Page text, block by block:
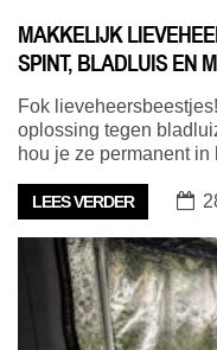
MAKKELIJK
SPINT, BLADLUIS EN
Fok
oplossing tegen
hou je ze permanent
LEES VERDER